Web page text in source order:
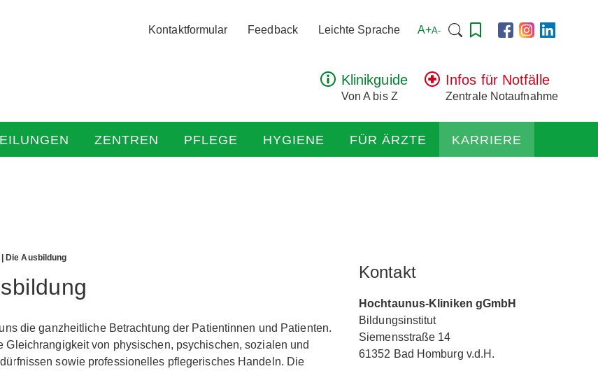
Kontaktformular Feedback Leichte Sprache A+A- Suchen
Klinikguide
Von A bis Z
Infos für Notfälle
Zentrale Notaufnahme
ZENTREN PFLEGE HYGIENE FÜR ÄRZTE KARRIERE
| Die Ausbildung
die ganzheitliche Betrachtung der Patientinnen und Patienten.
Gleichrangigkeit von physischen, psychischen, sozialen und
sowie professionelles pflegerisches Handeln. Die
Kontakt
Hochtaunus-Kliniken gGmbH
Bildungsinstitut
Siemensstraße 14
61352 Bad Homburg v.d.H.